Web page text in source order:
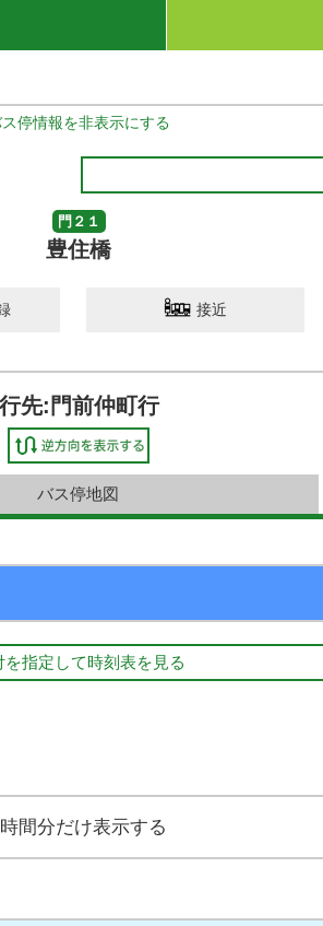
停情報を非表示にする
門２１
豊住橋
接近
行先:門前仲町行
バス停地図
を指定して時刻表を見る
間分だけ表示する